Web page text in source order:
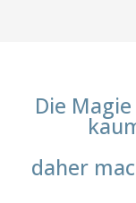
Die
daher